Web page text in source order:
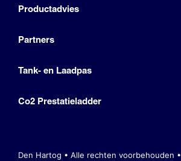
Productadvies
Partners
Tank- en Laadpas
Co2 Prestatieladder
Den Hartog • Alle rechten voorbehouden •